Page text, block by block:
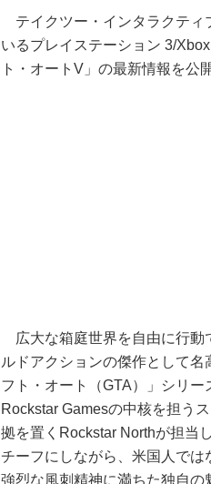
テイクツー・インタラクティ
いるプレイステーション 3/
ト・オートV」の最新情報を公
広大な箱庭世界を自由に行動
ルドアクションの傑作として名
フト・オート（GTA）」シリー
Rockstar Gamesの中核を担う
拠を置くRockstar Northが担当
チーフにしながら、米国人では
強烈な風刺精神に満ちた独自の